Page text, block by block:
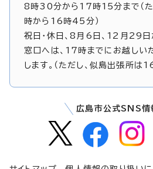
8時30分から17時15分まで（た
時から16時45分）
祝日・休日、8月6日、12月29
窓口へは、17時までにお越しい
します。（ただし、似島出張所は
広島市公式SNS情